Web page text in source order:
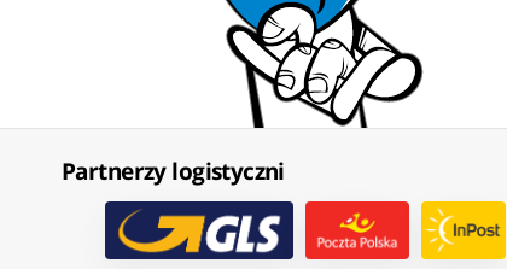
Partnerzy logistyczni